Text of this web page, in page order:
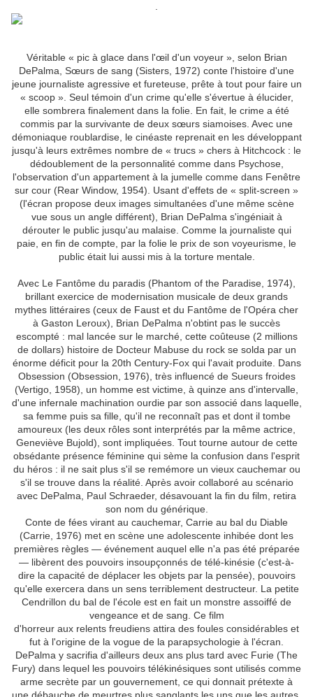
Véritable « pic à glace dans l'œil d'un voyeur », selon Brian
DePalma, Sœurs de sang (Sisters, 1972) conte l'histoire d'une
jeune journaliste agressive et fureteuse, prête à tout pour faire un
« scoop ». Seul témoin d'un crime qu'elle s'évertue à élucider,
elle sombrera finalement dans la folie. En fait, le crime a été
commis par la survivante de deux sœurs siamoises. Avec une
démoniaque roublardise, le cinéaste reprenait en les développant
jusqu'à leurs extrêmes nombre de « trucs » chers à Hitchcock : le
dédoublement de la personnalité comme dans Psychose,
l'observation d'un appartement à la jumelle comme dans Fenêtre
sur cour (Rear Window, 1954). Usant d'effets de « split-screen »
(l'écran propose deux images simultanées d'une même scène
vue sous un angle différent), Brian DePalma s'ingéniait à
dérouter le public jusqu'au malaise. Comme la journaliste qui
paie, en fin de compte, par la folie le prix de son voyeurisme, le
public était lui aussi mis à la torture mentale.
Avec Le Fantôme du paradis (Phantom of the Paradise, 1974),
brillant exercice de modernisation musicale de deux grands
mythes littéraires (ceux de Faust et du Fantôme de l'Opéra cher
à Gaston Leroux), Brian DePalma n'obtint pas le succès
escompté : mal lancée sur le marché, cette coûteuse (2 millions
de dollars) histoire de Docteur Mabuse du rock se solda par un
énorme déficit pour la 20th Century-Fox qui l'avait produite. Dans
Obsession (Obsession, 1976), très influencé de Sueurs froides
(Vertigo, 1958), un homme est victime, à quinze ans d'intervalle,
d'une infernale machination ourdie par son associé dans laquelle,
sa femme puis sa fille, qu'il ne reconnaît pas et dont il tombe
amoureux (les deux rôles sont interprétés par la même actrice,
Geneviève Bujold), sont impliquées. Tout tourne autour de cette
obsédante présence féminine qui sème la confusion dans l'esprit
du héros : il ne sait plus s'il se remémore un vieux cauchemar ou
s'il se trouve dans la réalité. Après avoir collaboré au scénario
avec DePalma, Paul Schraeder, désavouant la fin du film, retira
son nom du générique.
Conte de fées virant au cauchemar, Carrie au bal du Diable
(Carrie, 1976) met en scène une adolescente inhibée dont les
premières règles — événement auquel elle n'a pas été préparée
— libèrent des pouvoirs insoupçonnés de télé-kinésie (c'est-à-
dire la capacité de déplacer les objets par la pensée), pouvoirs
qu'elle exercera dans un sens terriblement destructeur. La petite
Cendrillon du bal de l'école est en fait un monstre assoiffé de
vengeance et de sang. Ce film
d'horreur aux relents freudiens attira des foules considérables et
fut à l'origine de la vogue de la parapsychologie à l'écran.
DePalma y sacrifia d'ailleurs deux ans plus tard avec Furie (The
Fury) dans lequel les pouvoirs télékinésiques sont utilisés comme
arme secrète par un gouvernement, ce qui donnait prétexte à